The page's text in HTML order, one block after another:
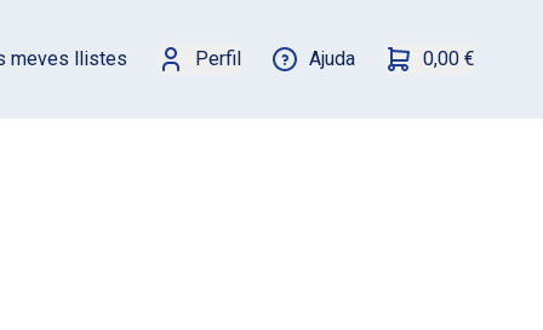
meves llistes Perfil Ajuda 0,00 €